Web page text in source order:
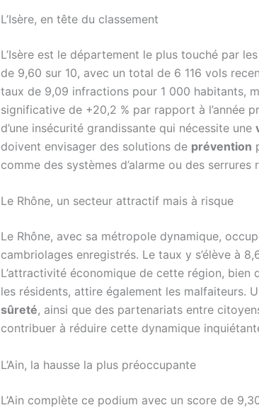
L’Isère, en tête du classement
L’Isère est le département le plus touché par
de 9,60 sur 10, avec un total de 6 116 vols
taux de 9,09 infractions pour 1 000 habitants,
significative de +20,2 % par rapport à l’année
d’une insécurité grandissante qui nécessite une
doivent envisager des solutions de prévention
comme des systèmes d’alarme ou des serrures
Le Rhône, un secteur attractif mais à risque
Le Rhône, avec sa métropole dynamique,
cambriolages enregistrés. Le taux y s’élève à
L’attractivité économique de cette région, bien
les résidents, attire également les malfaiteurs.
sûreté, ainsi que des partenariats entre
contribuer à réduire cette dynamique
L’Ain, la hausse la plus préoccupante
L’Ain complète ce podium avec un score de